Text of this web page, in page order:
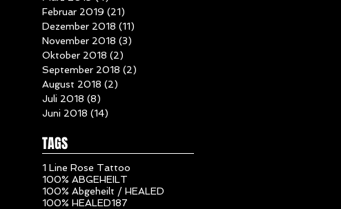
Februar 2019 (21)
Dezember 2018 (11)
November 2018 (3)
Oktober 2018 (2)
September 2018 (2)
August 2018 (2)
Juli 2018 (8)
Juni 2018 (14)
TAGS
1 Line Rose Tattoo
100% ABGEHEILT
100% Abgeheilt / HEALED
100% HEALED187